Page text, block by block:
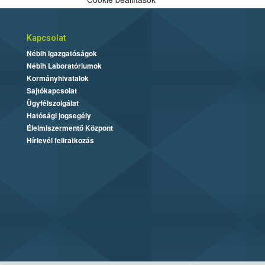
Kapcsolat
Nébih Igazgatóságok
Nébih Laboratóriumok
Kormányhivatalok
Sajtókapcsolat
Ügyfélszolgálat
Hatósági jogsegély
Élelmiszermentő Központ
Hírlevél feliratkozás